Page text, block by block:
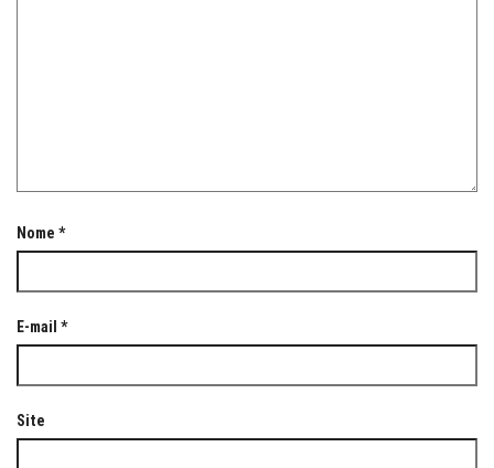
Nome *
E-mail *
Site